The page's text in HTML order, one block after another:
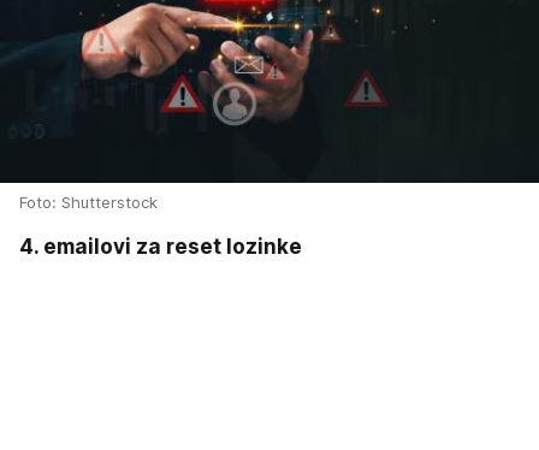
Foto: Shutterstock
4. emailovi za reset lozinke